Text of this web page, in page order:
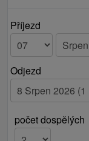
Příjezd
Odjezd
počet dospělých